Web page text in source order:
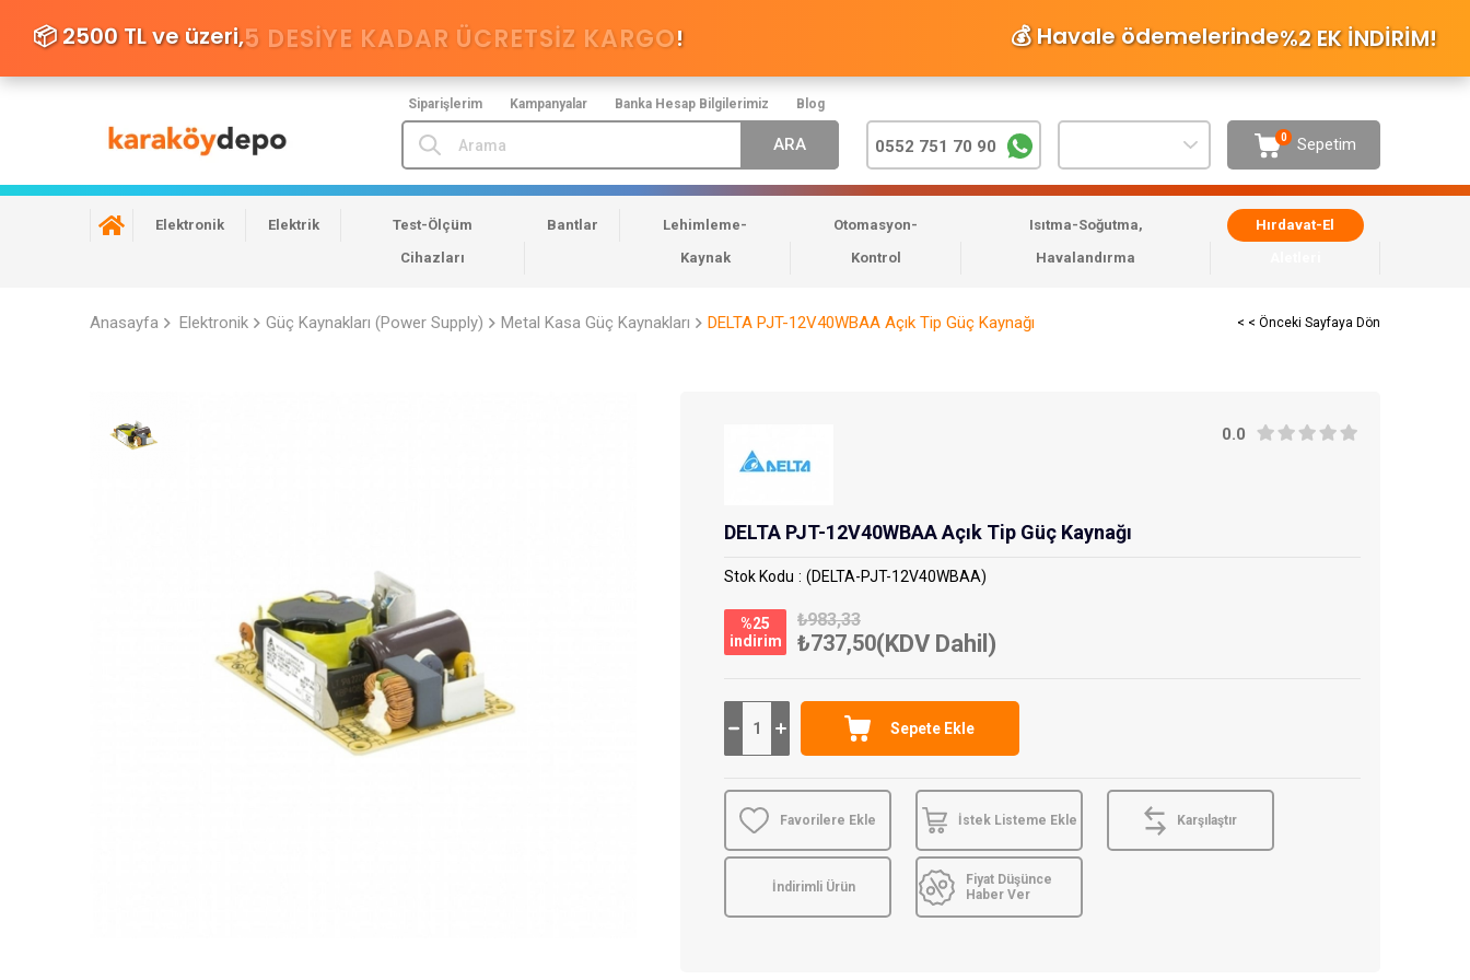
Siparişlerim Kampanyalar Banka Hesap Bilgilerimiz Blog
📦 2500 TL ve üzeri,5 DESIYE KADAR ÜCRETSİZ KARGO! 💰 Havale ödemelerinde%2 EK İNDİRİM!
Sepetim
0
0552 751 70 90
Elektronik Elektrik
Test-Ölçüm
Cihazları
Bantlar
Lehimleme-
Kaynak
Otomasyon-
Kontrol
Isıtma-Soğutma,
Havalandırma
Hırdavat-El
Anasayfa Elektronik Güç Kaynakları (Power Supply) Metal Kasa Güç Kaynakları DELTA PJT-12V40WBAA Açık Tip Güç Kaynağı < < Önceki Sayfaya Dön
0.0
DELTA PJT-12V40WBAA Açık Tip Güç Kaynağı
Stok Kodu (DELTA-PJT-12V40WBAA)
%25
i̇ndirim
₺983,33
₺737,50(KDV Dahil)
Favorilere Ekle İstek Listeme Ekle Karşılaştır
İndirimli Ürün
Fiyat Düşünce
Haber Ver